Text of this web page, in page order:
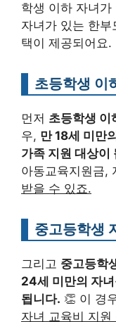
학생 이하 자녀
자녀가 있는 한부
택이 제공되어요.
초등학생 이
먼저 초등학생 이
우, 만 18세 미만
가족 지원 대상이
아동교육지원금,
받을 수 있죠.
중고등학생
그리고 중고등학
24세 미만의 자녀
됩니다. 👏 이 경
자녀 교육비 지